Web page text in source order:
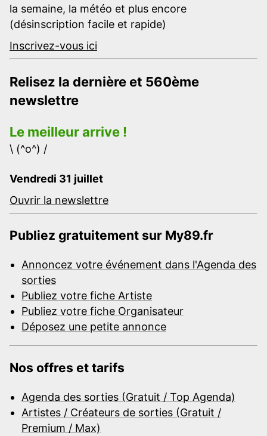
la semaine, la météo et plus encore
(désinscription facile et rapide)
Inscrivez-vous ici
Relisez la dernière et 560ème
newslettre
Le meilleur arrive !
\ (^o^) /
Vendredi 31 juillet
Ouvrir la newslettre
Publiez gratuitement sur My89.fr
Annoncez votre événement dans l'Agenda des
sorties
Publiez votre fiche Artiste
Publiez votre fiche Organisateur
Déposez une petite annonce
Nos offres et tarifs
Agenda des sorties (Gratuit / Top Agenda)
Artistes / Créateurs de sorties (Gratuit /
Premium / Max)